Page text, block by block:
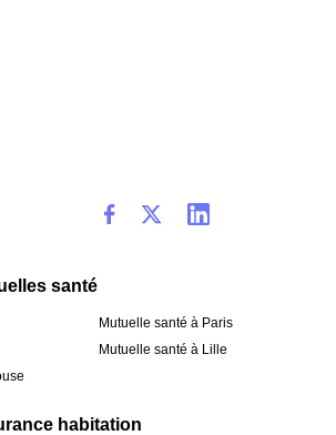
santé
Mutuelle santé à Paris
Mutuelle santé à Lille
habitation